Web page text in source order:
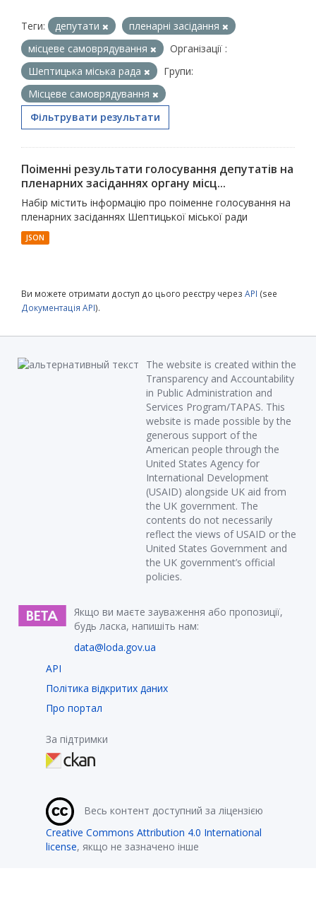
Теги: депутати
пленарні засідання
місцеве самоврядування
Організації :
Шептицька міська рада
Групи:
Місцеве самоврядування
Фільтрувати результати
Поіменні результати голосування депутатів на
пленарних засіданнях органу місц...
Набір містить інформацію про поіменне голосування на
пленарних засіданнях Шептицької міської ради
JSON
Ви можете отримати доступ до цього реєстру через API (see
Документація API).
The website is created within the
Transparency and Accountability
in Public Administration and
Services Program/TAPAS. This
website is made possible by the
generous support of the
American people through the
United States Agency for
International Development
(USAID) alongside UK aid from
the UK government. The
contents do not necessarily
reflect the views of USAID or the
United States Government and
the UK government’s official
policies.
Якщо ви маєте зауваження або пропозиції,
будь ласка, напишіть нам:
data@loda.gov.ua
API
Політика відкритих даних
Про портал
За підтримки
Весь контент доступний за ліцензією
Creative Commons Attribution 4.0 International
license, якщо не зазначено інше